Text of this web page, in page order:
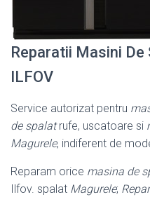
Reparatii Masini
ILFOV
Service autorizat pentru
de spalatrufe, uscatoare si
Magurele, indiferent de
Reparam orice masina de
Ilfov. spalat Magurele;